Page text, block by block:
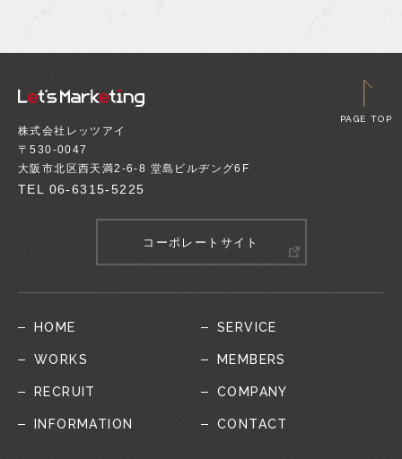
PAGE TOP
株式会社レッツアイ
〒530-0047
大阪市北区西天満2-6-8 堂島ビルヂング6F
TEL 06-6315-5225
コーポレートサイト
HOME SERVICE
WORKS MEMBERS
RECRUIT COMPANY
INFORMATION CONTACT